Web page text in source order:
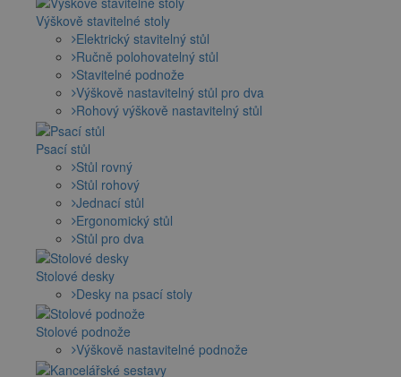
Výškově stavitelné stoly
Elektrický stavitelný stůl
Ručně polohovatelný stůl
Stavitelné podnože
Výškově nastavitelný stůl pro dva
Rohový výškově nastavitelný stůl
Psací stůl
Stůl rovný
Stůl rohový
Jednací stůl
Ergonomický stůl
Stůl pro dva
Stolové desky
Desky na psací stoly
Stolové podnože
Výškově nastavitelné podnože